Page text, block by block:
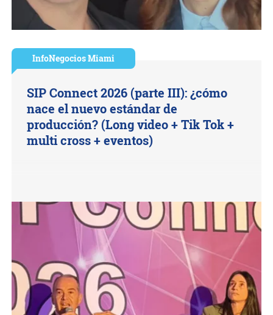
InfoNegocios Miami
SIP Connect 2026 (parte III): ¿cómo
nace el nuevo estándar de
producción? (Long video + Tik Tok +
multi cross + eventos)